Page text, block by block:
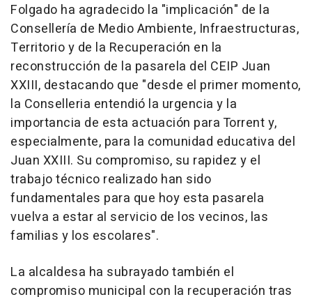
Folgado ha agradecido la "implicación" de la
Consellería de Medio Ambiente, Infraestructuras,
Territorio y de la Recuperación en la
reconstrucción de la pasarela del CEIP Juan
XXIII, destacando que "desde el primer momento,
la Conselleria entendió la urgencia y la
importancia de esta actuación para Torrent y,
especialmente, para la comunidad educativa del
Juan XXIII. Su compromiso, su rapidez y el
trabajo técnico realizado han sido
fundamentales para que hoy esta pasarela
vuelva a estar al servicio de los vecinos, las
familias y los escolares".
La alcaldesa ha subrayado también el
compromiso municipal con la recuperación tras